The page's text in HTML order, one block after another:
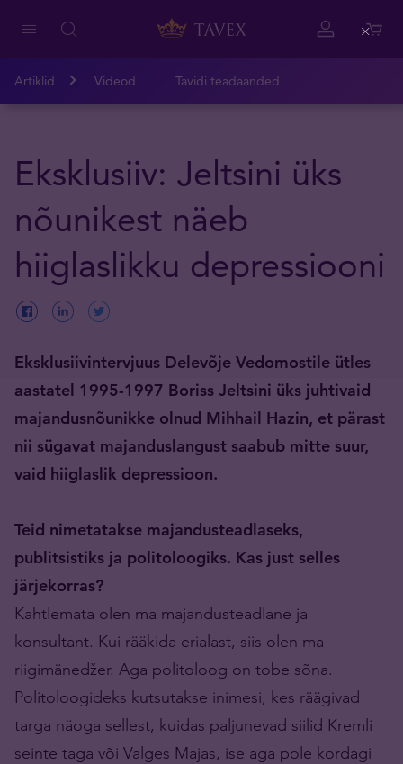
Artiklid Videod Tavidi teadaanded
Eksklusiiv: Jeltsini üks
nõunikest näeb
hiiglaslikku depressiooni
Eksklusiivintervjuus Delevõje Vedomostile ütles
aastatel 1995-1997 Boriss Jeltsini üks juhtivaid
majandusnõunikke olnud Mihhail Hazin, et pärast
nii sügavat majanduslangust saabub mitte suur,
vaid hiiglaslik depressioon.
Teid nimetatakse majandusteadlaseks,
publitsistiks ja politoloogiks. Kas just selles
järjekorras?
Kahtlemata olen ma majandusteadlane ja
konsultant. Kui rääkida erialast, siis olen ma
riigimänedžer. Aga politoloog on tobe sõna.
Politoloogideks kutsutakse inimesi, kes räägivad
targa näoga sellest, kuidas paljunevad siilid Kremli
seinte taga või Valges Majas, ise aga pole kordagi
Close